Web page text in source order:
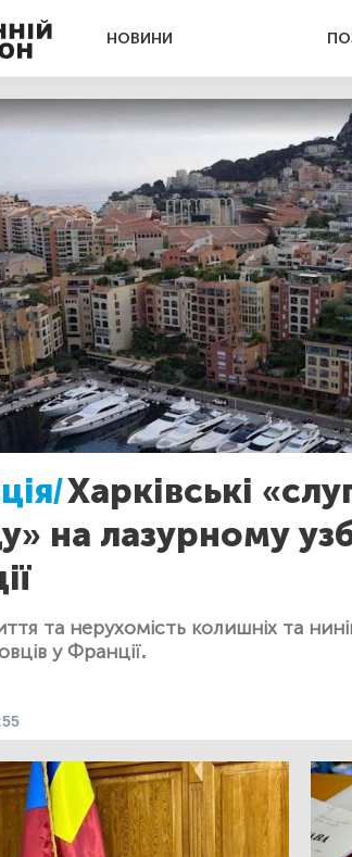
НОВИНИ
Харківські
на лазурному
та нерухомість колишніх та
у Франції.